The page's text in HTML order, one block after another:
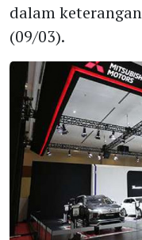
dalam
(09/03).